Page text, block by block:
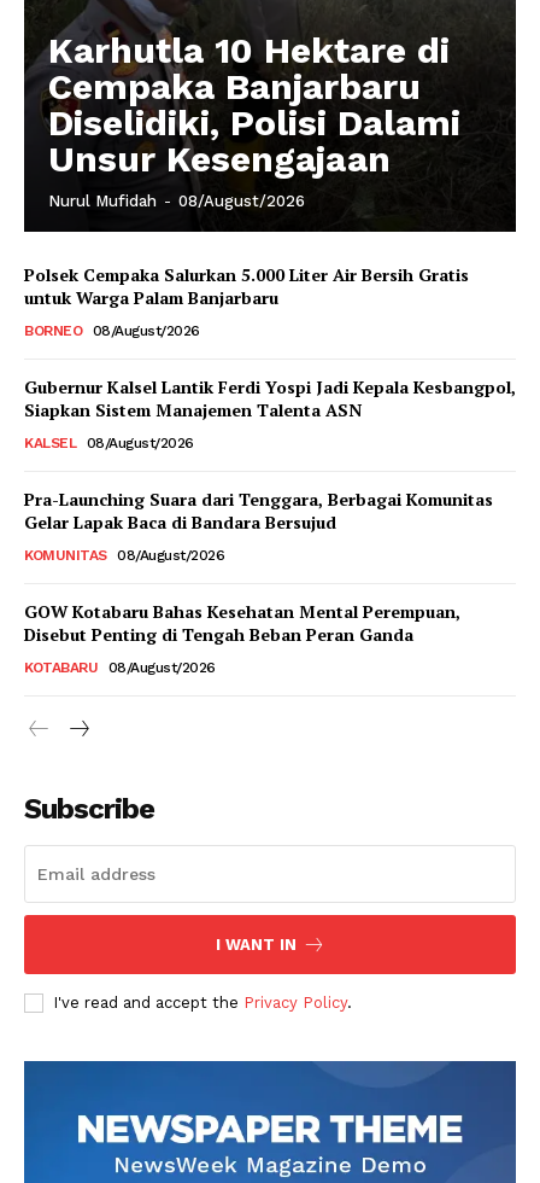
Karhutla 10 Hektare di
Cempaka Banjarbaru
Diselidiki, Polisi Dalami
Unsur Kesengajaan
Nurul Mufidah - 08/August/2026
Polsek Cempaka Salurkan 5.000 Liter Air Bersih Gratis
untuk Warga Palam Banjarbaru
BORNEO 08/August/2026
Gubernur Kalsel Lantik Ferdi Yospi Jadi Kepala Kesbangpol,
Siapkan Sistem Manajemen Talenta ASN
KALSEL 08/August/2026
Pra-Launching Suara dari Tenggara, Berbagai Komunitas
Gelar Lapak Baca di Bandara Bersujud
KOMUNITAS 08/August/2026
GOW Kotabaru Bahas Kesehatan Mental Perempuan,
Disebut Penting di Tengah Beban Peran Ganda
KOTABARU 08/August/2026
Subscribe
I WANT IN
I've read and accept the Privacy Policy.